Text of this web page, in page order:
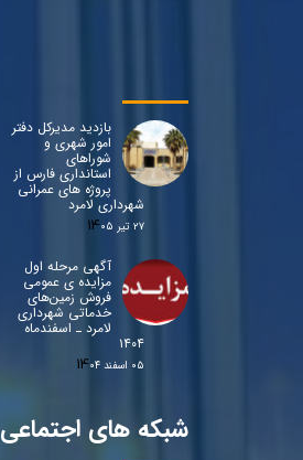
بازدید مدیرکل دفتر
امور شهری و
شوراهای
استانداری فارس از
پروژه های عمرانی
شهرداری لامرد
۲۷ تیر ۰۵
آگهی مرحله اول
مزایده ی عمومی
فروش زمین‌های
خدماتی شهرداری
لامرد ـ اسفندماه
۱۴۰۴
۰۵ اسفند ۰۴
شبکه های اجتماعی